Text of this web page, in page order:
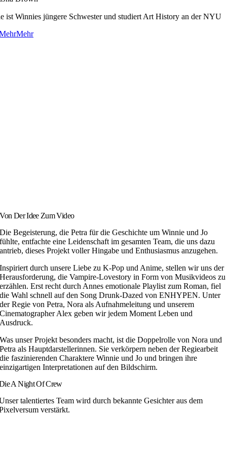
ist Winnies jüngere Schwester und studiert Art History an der NYU
Mehr
Von Der Idee Zum Video
Die Begeisterung, die Petra für die Geschichte um Winnie und Jo
fühlte, entfachte eine Leidenschaft im gesamten Team, die uns dazu
antrieb, dieses Projekt voller Hingabe und Enthusiasmus anzugehen.
Inspiriert durch unsere Liebe zu K-Pop und Anime, stellen wir uns der
Herausforderung, die Vampire-Lovestory in Form von Musikvideos zu
erzählen. Erst recht durch Annes emotionale Playlist zum Roman, fiel
die Wahl schnell auf den Song Drunk-Dazed von ENHYPEN. Unter
der Regie von Petra, Nora als Aufnahmeleitung und unserem
Cinematographer Alex geben wir jedem Moment Leben und
Ausdruck.
Was unser Projekt besonders macht, ist die Doppelrolle von Nora und
Petra als Hauptdarstellerinnen. Sie verkörpern neben der Regiearbeit
die faszinierenden Charaktere Winnie und Jo und bringen ihre
einzigartigen Interpretationen auf den Bildschirm.
A Night Of Crew
talentiertes Team wird durch bekannte Gesichter aus dem
verstärkt.